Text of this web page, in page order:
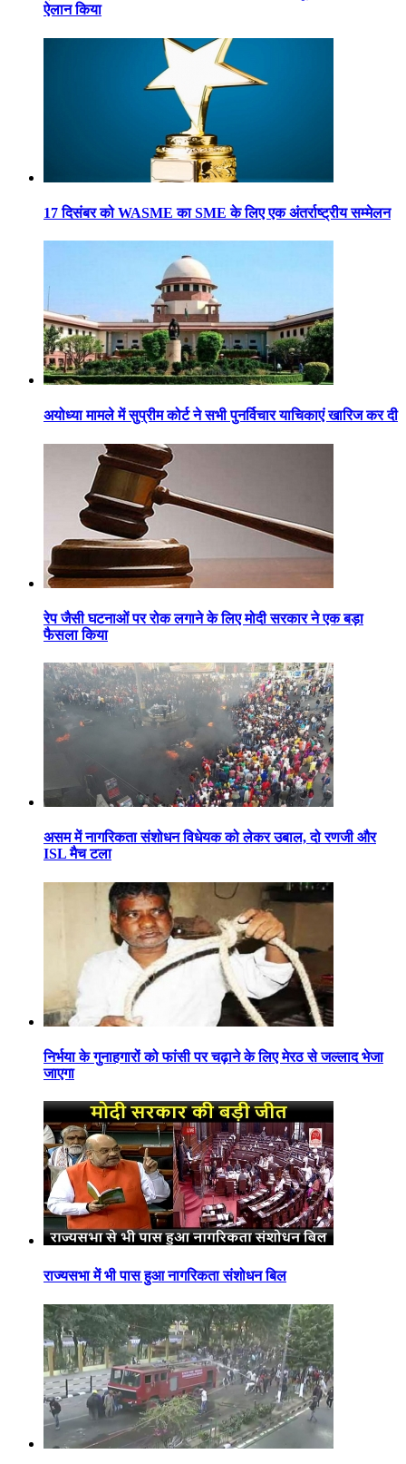
ऐलान किया
17 दिसंबर को WASME का SME के लिए एक अंतर्राष्ट्रीय सम्मेलन
अयोध्या मामले में सुप्रीम कोर्ट ने सभी पुनर्विचार याचिकाएं खारिज कर दी
रेप जैसी घटनाओं पर रोक लगाने के लिए मोदी सरकार ने एक बड़ा
फैसला किया
असम में नागरिकता संशोधन विधेयक को लेकर उबाल, दो रणजी और
ISL मैच टला
निर्भया के गुनाहगारों को फांसी पर चढ़ाने के लिए मेरठ से जल्लाद भेजा
जाएगा
राज्यसभा में भी पास हुआ नागरिकता संशोधन बिल